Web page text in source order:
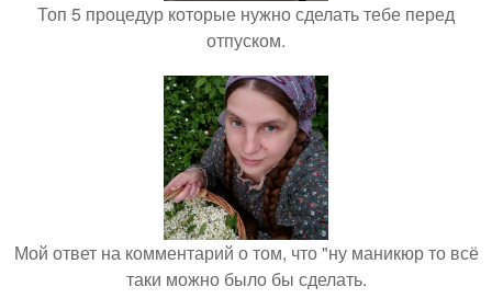
Топ 5 процедур которые нужно сделать тебе перед
отпуском.
Мой ответ на комментарий о том, что "ну маникюр то всё
таки можно было бы сделать.